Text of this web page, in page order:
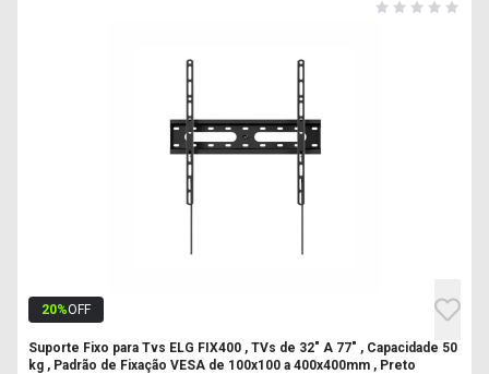
20%OFF
Suporte Fixo para Tvs ELG FIX400 , TVs de 32" A 77" , Capacidade 50
kg , Padrão de Fixação VESA de 100x100 a 400x400mm , Preto